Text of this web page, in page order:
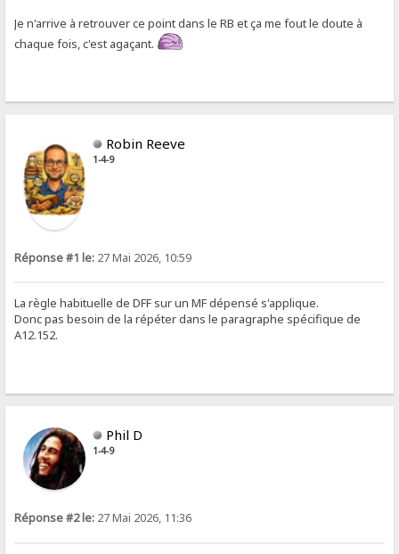
Je n'arrive à retrouver ce point dans le RB et ça me fout le doute à
chaque fois, c'est agaçant.
Robin Reeve
1-4-9
Réponse #1 le: 27 Mai 2026, 10:59
La règle habituelle de DFF sur un MF dépensé s'applique.
Donc pas besoin de la répéter dans le paragraphe spécifique de
A12.152.
Phil D
1-4-9
Réponse #2 le: 27 Mai 2026, 11:36